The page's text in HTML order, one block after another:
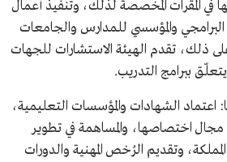
في المقرات المخصصة لذلك، وتنفيذ أعمال
البرامجي والمؤسسي للمدارس والجامعات
ذلك، تقدم الهيئة الاستشارات للجهات
ببرامج التدريب.
اعتماد الشهادات والمؤسسات التعليمية،
مجال اختصاصها، والمساهمة في تطوير
وتقديم الرُخص المهنية والدورات